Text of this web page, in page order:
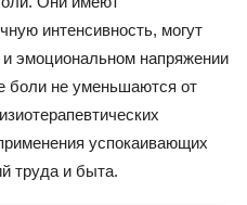
интенсивность, могут
эмоциональном напряжении
боли не уменьшаются от
успокаивающих
труда и быта.